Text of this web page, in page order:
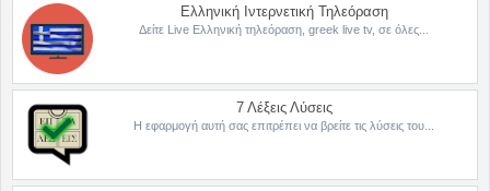
Ελληνική Ιντερνετική Τηλεόραση
Δείτε Live Ελληνική τηλεόραση, greek live tv, σε όλες...
7 Λέξεις Λύσεις
Η εφαρμογή αυτή σας επιτρέπει να βρείτε τις λύσεις του...